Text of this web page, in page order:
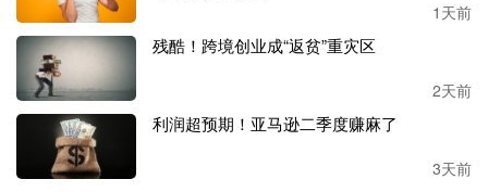
70年代流行的“丑”鞋或许又要悄悄回来了，这些厚实的
木底厚底鞋与灯芯绒迷你裙和牛仔裤都能轻松搭配。
1天前
残酷！跨境创业成“返贫”重灾区
2天前
利润超预期！亚马逊二季度赚麻了
3天前